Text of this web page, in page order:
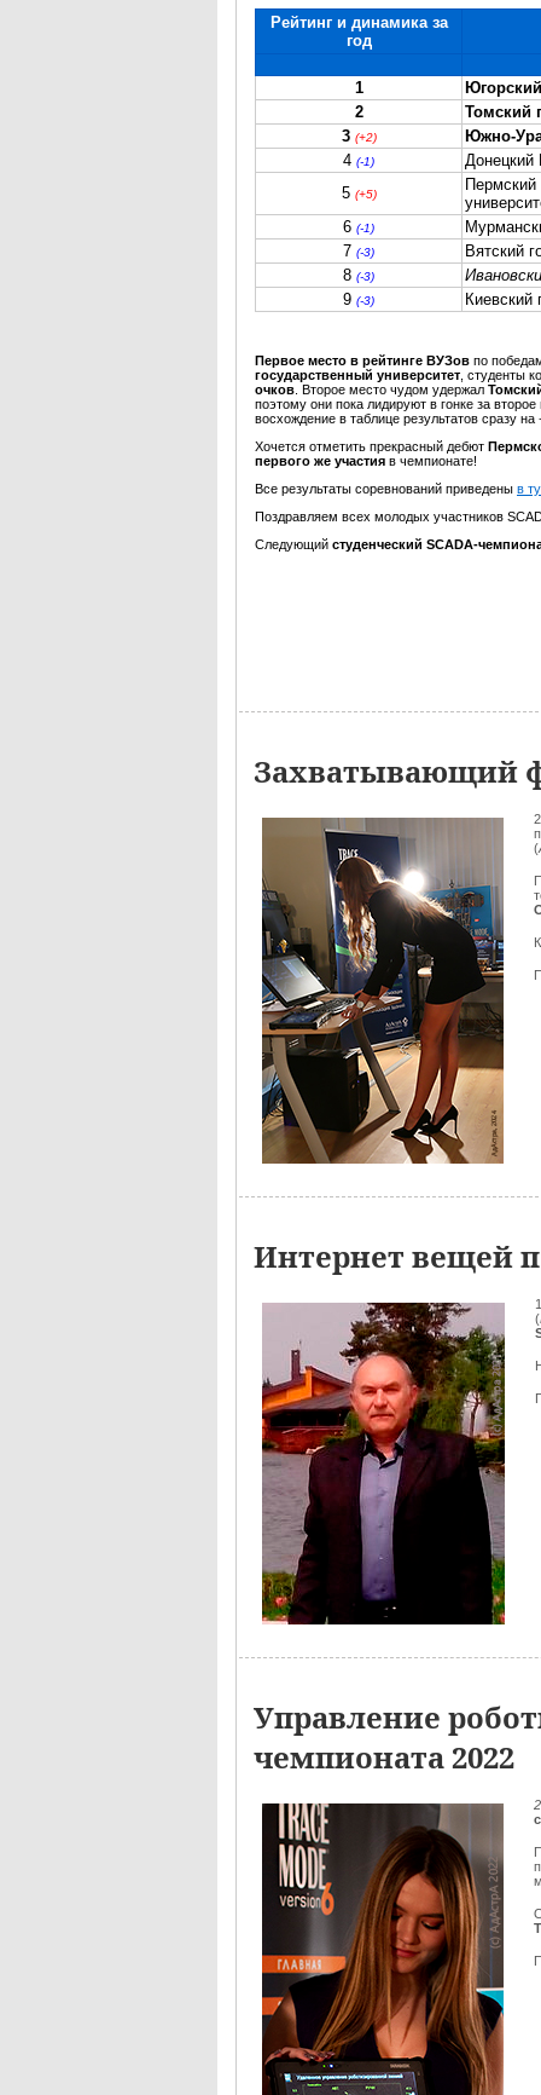
Рейтинг и динамика за
год
1
2
Томский
3 (+2)
Южно-
4 (-1)
Донецкий
5 (+5)
Пермский
6 (-1)
7 (-3)
Вятский
8 (-3)
9 (-3) Киевский
Первое место в рейтинге ВУЗов по
государственный университет , студенты
очков . Второе место чудом удержал
поэтому они пока лидируют в гонке за
восхождение в таблице результатов сразу
Хочется отметить прекрасный дебют
первого же участия в чемпионате!
Все результаты соревнований приведены в
Поздравляем всех молодых участников
Следующий студенческий SCADA-
Захватывающий
(
Интернет вещей
(
Управление
чемпионата 2022